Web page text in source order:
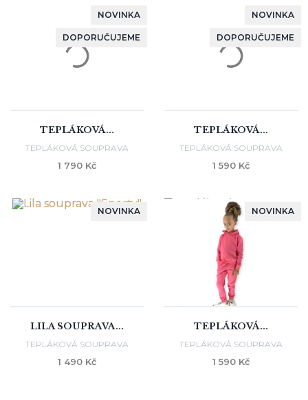
NOVINKA
DOPORUČUJEME
TEPLÁKOVÁ...
TEPLÁKOVÁ SOUPRAVA
1 790 Kč
NOVINKA
DOPORUČUJEME
TEPLÁKOVÁ...
TEPLÁKOVÁ SOUPRAVA
1 590 Kč
NOVINKA
LILA SOUPRAVA...
TEPLÁKOVÁ SOUPRAVA
1 490 Kč
NOVINKA
TEPLÁKOVÁ...
TEPLÁKOVÁ SOUPRAVA
1 590 Kč